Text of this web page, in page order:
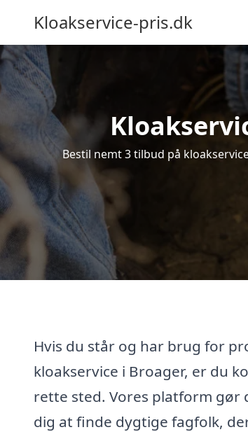
Kloakservice-pris.dk
Bestil nemt 3 tilbud på
Hvis du står og har brug for
kloakservice i Broager, er du
rette sted. Vores platform gør
dig at finde dygtige fagfolk,